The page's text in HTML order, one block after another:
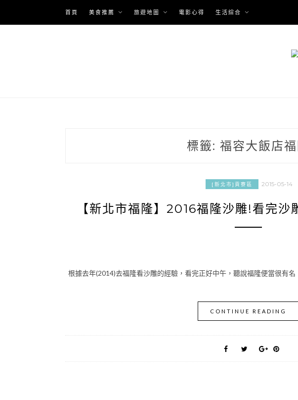
content
首頁 美食推薦 旅遊地圖 電影心得 生活綜合
標籤: 福容大飯店
[新北市]貢寮區 2015-05-14
【新北市福隆】2016福隆沙雕!看完沙
根據去年(2014)去福隆看沙雕的經驗，看完正好中午，聽說福隆便當很有
CONTINUE READING